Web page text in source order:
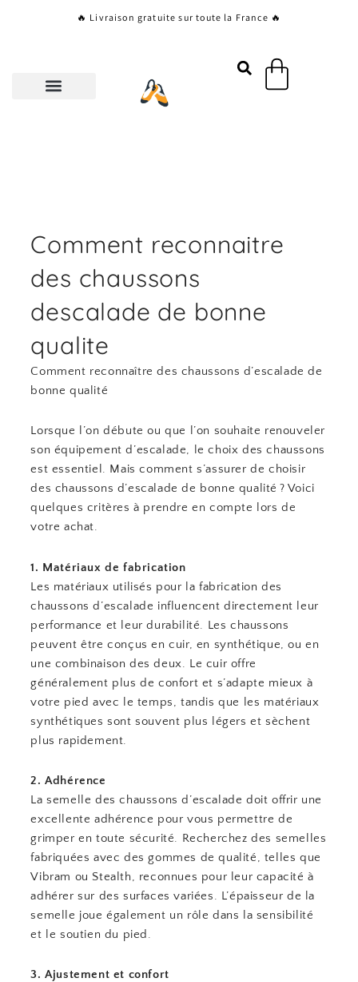
🔥 Livraison gratuite sur toute la France 🔥
Panier
Comment reconnaitre
des chaussons
descalade de bonne
qualite
Comment reconnaître des chaussons d’escalade de
bonne qualité
Lorsque l’on débute ou que l’on souhaite renouveler
son équipement d’escalade, le choix des chaussons
est essentiel. Mais comment s’assurer de choisir
des chaussons d’escalade de bonne qualité ? Voici
quelques critères à prendre en compte lors de
votre achat.
1. Matériaux de fabrication
Les matériaux utilisés pour la fabrication des
chaussons d’escalade influencent directement leur
performance et leur durabilité. Les chaussons
peuvent être conçus en cuir, en synthétique, ou en
une combinaison des deux. Le cuir offre
généralement plus de confort et s’adapte mieux à
votre pied avec le temps, tandis que les matériaux
synthétiques sont souvent plus légers et sèchent
plus rapidement.
2. Adhérence
La semelle des chaussons d’escalade doit offrir une
excellente adhérence pour vous permettre de
grimper en toute sécurité. Recherchez des semelles
fabriquées avec des gommes de qualité, telles que
Vibram ou Stealth, reconnues pour leur capacité à
adhérer sur des surfaces variées. L’épaisseur de la
semelle joue également un rôle dans la sensibilité
et le soutien du pied.
3. Ajustement et confort